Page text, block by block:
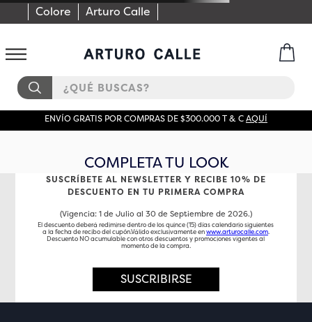
Colore Arturo Calle
¿QUÉ BUSCAS?
ENVÍO GRATIS POR COMPRAS DE $300.000 T & CAQUÍ
COMPLETA TU LOOK
SUSCRÍBETE AL NEWSLETTER Y RECIBE 10% DE
DESCUENTO EN TU PRIMERA COMPRA
(Vigencia: 1 de Julio al 30 de Septiembre de 2026.)
El descuento deberá redimirse dentro de los quince (15) días calendario siguientes
a la fecha de recibo del cupón.Válido exclusivamente enwww.arturocalle.com.
Descuento NO acumulable con otros descuentos y promociones vigentes al
momento de la compra.
SUSCRIBIRSE